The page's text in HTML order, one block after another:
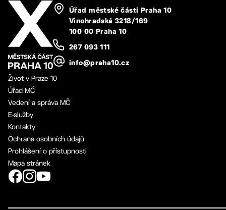
Úřad městské části Praha 10
Vinohradská 3218/169
100 00 Praha 10
267 093 111
info@praha10.cz
Život v Praze 10
Úřad MČ
Vedení a správa MČ
E-služby
Kontakty
Ochrana osobních údajů
Prohlášení o přístupnosti
Mapa stránek